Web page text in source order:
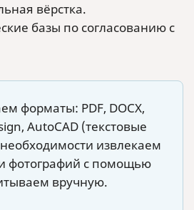
вёрстка.
базы по согласованию с
форматы: PDF, DOCX,
AutoCAD (текстовые
извлекаем
и фотографий с помощью
вручную.